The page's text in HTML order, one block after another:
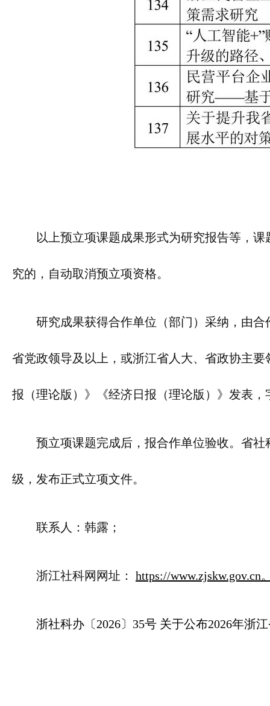
以上预立项课题成果形式为研究报告等，
究的，自动取消预立项资格。
研究成果获得合作单位（部门）采纳，由
省党政领导及以上，或浙江省人大、省政协主
报（理论版）》《经济日报（理论版）》发表
预立项课题完成后，报合作单位验收。省
级，发布正式立项文件。
联系人：韩露；
浙江社科网网址： https://www.zjskw.gov.cn
浙社科办〔2026〕35号 关于公布2026年浙